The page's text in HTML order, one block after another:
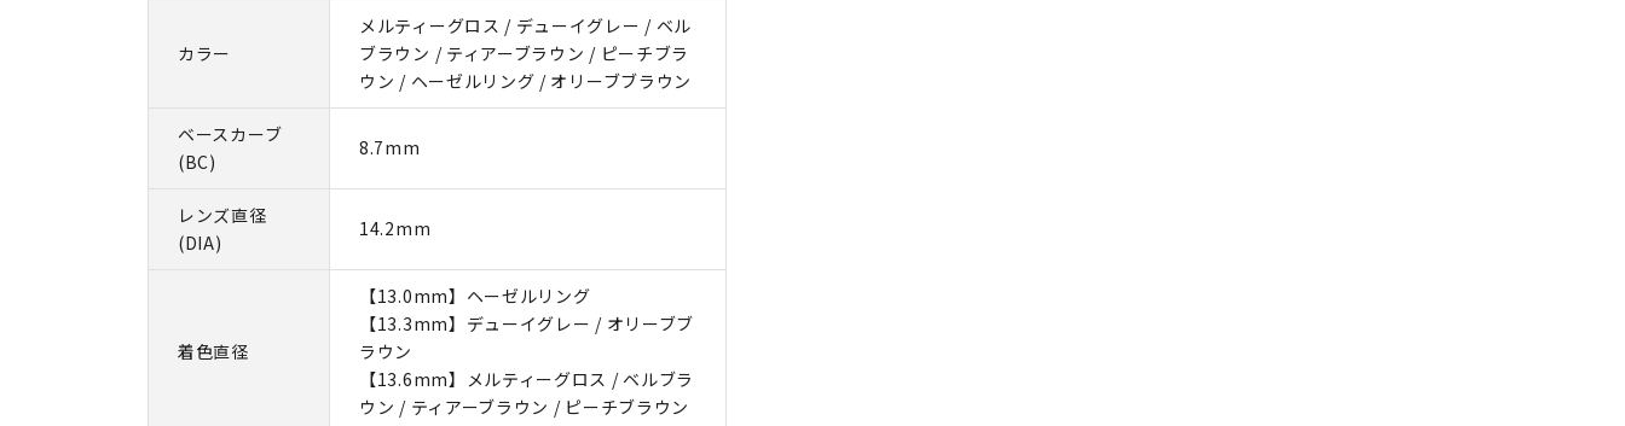
カラー
メルティーグロス / デューイグレー / ベル
ブラウン / ティアーブラウン / ピーチブラ
ウン / ヘーゼルリング / オリーブブラウン
ベースカーブ
(BC)
8.7mm
レンズ直径
(DIA)
14.2mm
着色直径
【13.0mm】ヘーゼルリング
【13.3mm】デューイグレー / オリーブブ
ラウン
【13.6mm】メルティーグロス / ベルブラ
ウン / ティアーブラウン / ピーチブラウン